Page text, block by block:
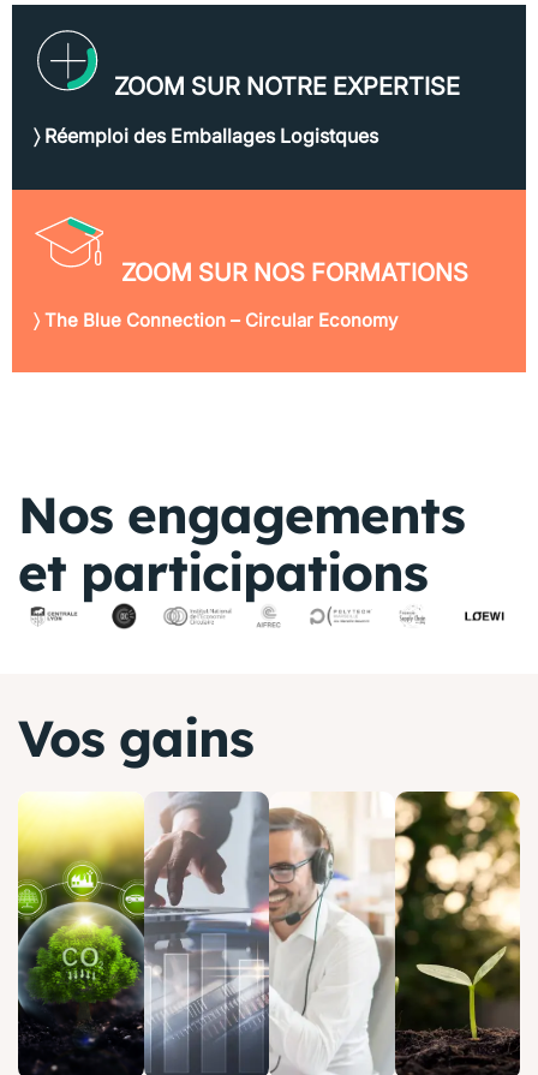
ZOOM SUR NOTRE EXPERTISE
〉 Réemploi des Emballages Logistques
ZOOM SUR NOS FORMATIONS
〉 The Blue Connection – Circular Economy
Nos engagements
et participations
Vos gains